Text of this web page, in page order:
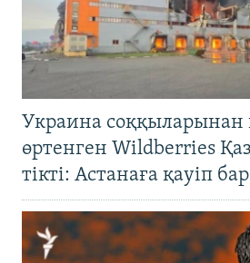
Украина
өртенген Wildberries
тікті: Астанаға қауіп